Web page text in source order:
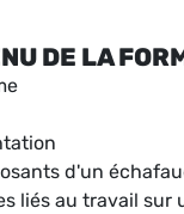
DE LA
d'un
liés au travail sur